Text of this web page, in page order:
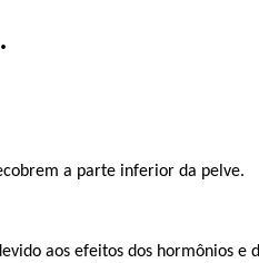
a parte inferior da pelve.
aos efeitos dos hormônios